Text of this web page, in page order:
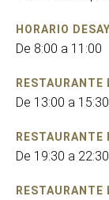
HORARIO
De 8:00 a 11:00
De 13:00 a
RESTAURANTE
De 19:30 a
RESTAURANTE